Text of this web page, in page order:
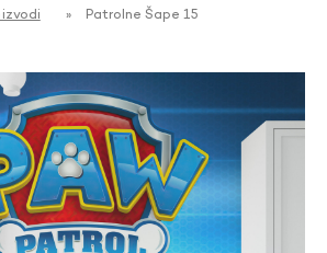
» Patrolne Šape 15